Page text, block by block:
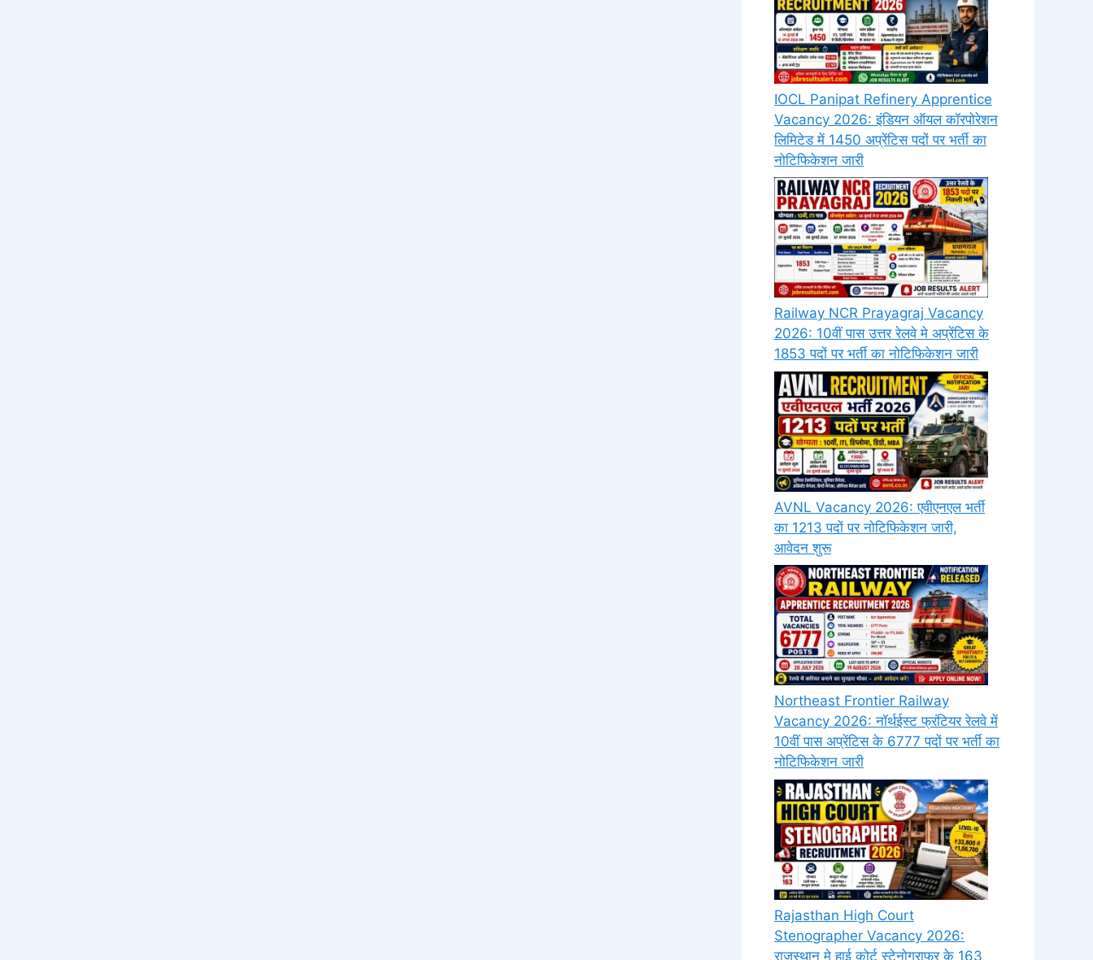
IOCL Panipat Refinery Apprentice
Vacancy 2026: इंडियन ऑयल कॉरपोरेशन
लिमिटेड में 1450 अप्रेंटिस पदों पर भर्ती का
नोटिफिकेशन जारी
Railway NCR Prayagraj Vacancy
2026: 10वीं पास उत्तर रेलवे मे अप्रेंटिस के
1853 पदों पर भर्ती का नोटिफिकेशन जारी
AVNL Vacancy 2026: एवीएनएल भर्ती
का 1213 पदों पर नोटिफिकेशन जारी,
आवेदन शुरू
Northeast Frontier Railway
Vacancy 2026: नॉर्थईस्ट फ्रंटियर रेलवे में
10वीं पास अप्रेंटिस के 6777 पदों पर भर्ती का
नोटिफिकेशन जारी
Rajasthan High Court
Stenographer Vacancy 2026:
राजस्थान मे हाई कोर्ट स्टेनोग्राफर के 163